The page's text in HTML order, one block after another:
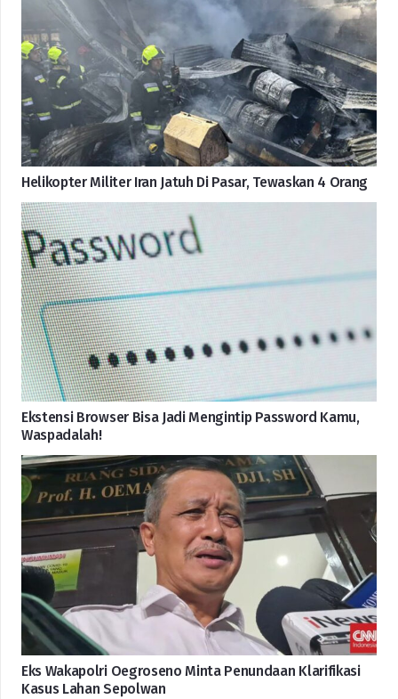
Helikopter Militer Iran Jatuh Di Pasar, Tewaskan 4 Orang
Ekstensi Browser Bisa Jadi Mengintip Password Kamu,
Waspadalah!
Eks Wakapolri Oegroseno Minta Penundaan Klarifikasi
Kasus Lahan Sepolwan